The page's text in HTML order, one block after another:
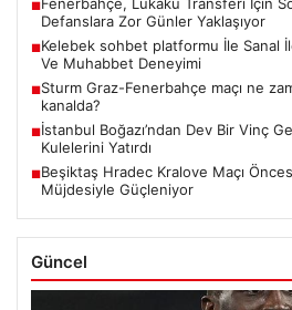
■
Defanslara Zor Günler Yaklaşıyor
■Kelebek sohbet platformu İle Sanal
Ve Muhabbet Deneyimi
■Sturm Graz-Fenerbahçe maçı ne
kanalda?
■İstanbul Boğazı’ndan Dev Bir Vinç
Kulelerini Yatırdı
■Beşiktaş Hradec Kralove Maçı
Müjdesiyle Güçleniyor
Güncel